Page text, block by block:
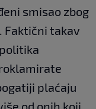
smisao zbog
. Faktični takav
plaćaju
od onih koji